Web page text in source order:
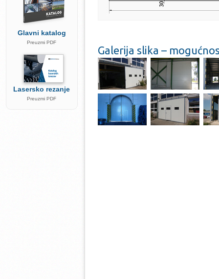
Galerija slika –
Glavni katalog
Preuzmi PDF
Lasersko rezanje
Preuzmi PDF